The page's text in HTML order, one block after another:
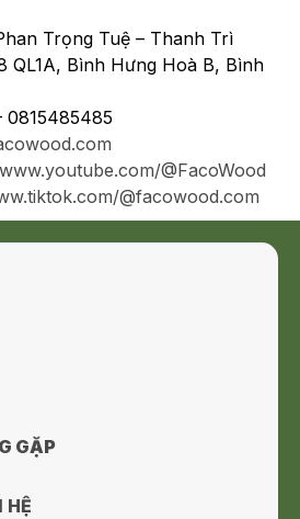
Trọng Tuệ – Thanh Trì
QL1A, Bình Hưng Hoà B, Bình
0815485485
@FacoWood
@facowood.com
GẶP
HỆ